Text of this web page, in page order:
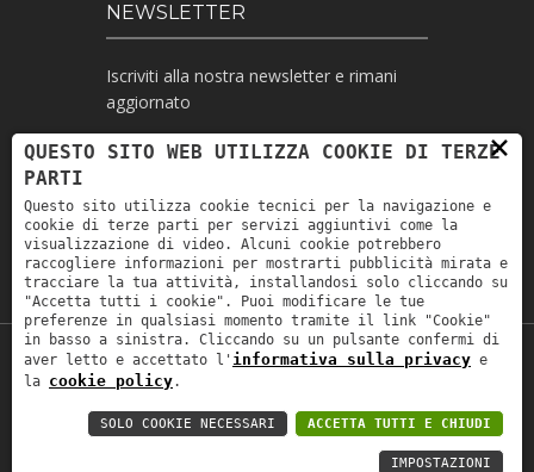
NEWSLETTER
Iscriviti alla nostra newsletter e rimani
aggiornato
Ho letto l'informativa e autorizzo il
trattamento dei miei dati personali per le
finalità ivi indicate *
Copyright © 2019Astrolabio. P.IVA:
Privacy policy-Privacy policy B2B -Area
×
QUESTO SITO WEB UTILIZZA COOKIE DI TERZE
PARTI
Questo sito utilizza cookie tecnici per la navigazione e
cookie di terze parti per servizi aggiuntivi come la
visualizzazione di video. Alcuni cookie potrebbero
raccogliere informazioni per mostrarti pubblicità mirata e
tracciare la tua attività, installandosi solo cliccando su
"Accetta tutti i cookie". Puoi modificare le tue
preferenze in qualsiasi momento tramite il link "Cookie"
in basso a sinistra. Cliccando su un pulsante confermi di
aver letto e accettato l' informativa sulla privacy e
la cookie policy.
ACCETTA TUTTI E CHIUDI
SOLO COOKIE NECESSARI
IMPOSTAZIONI